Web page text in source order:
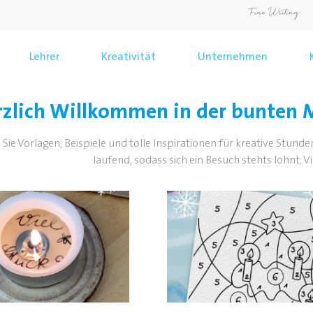
Lehrer Kreativität Unternehmen
Willkommen in der bunten
Vorlagen, Beispiele und tolle Inspirationen für kreative
laufend, sodass sich ein Besuch stehts lohnt.